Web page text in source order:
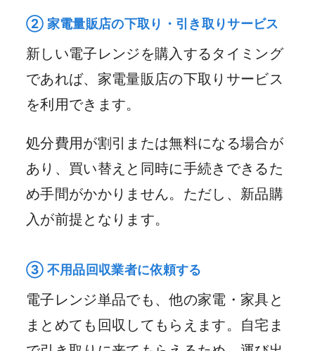
② 家電量販店の下取り・引き取りサービス
新しい電子レンジを購入するタイミング
であれば、家電量販店の下取りサービス
を利用できます。
処分費用が割引または無料になる場合が
あり、買い替えと同時に手続きできるた
め手間がかかりません。ただし、新品購
入が前提となります。
③ 不用品回収業者に依頼する
電子レンジ単品でも、他の家電・家具と
まとめても回収してもらえます。自宅ま